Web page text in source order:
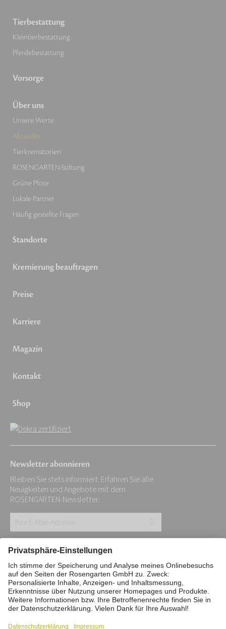
Tierbestattung
Kleintierbestattung
Pferdebestattung
Vorsorge
Über uns
Unsere Werte
Aktuelles
Tierkrematorien
ROSENGARTEN-Stiftung
Grüne Pfote
Lokale Partner
Häufig gestellte Fragen
Standorte
Kremierung beauftragen
Preise
Karriere
Magazin
Kontakt
Shop
Newsletter abonnieren
Bleiben Sie stets informiert. Erfahren Sie alle
Neuigkeiten und Angebote mit dem
ROSENGARTEN-Newsletter.
E-
Mail-
Adresse:
*
Impressum Datenschutz
Stiftung
Interne Meldestelle
Zahlungsmittel
Barrierefreiheitserklärung
Vertrag widerrufen